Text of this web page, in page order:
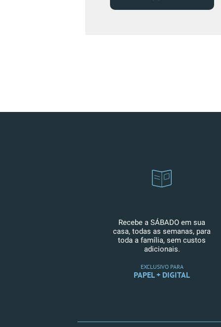
Recebe a SÁBADO em sua
casa, todas as semanas, para
toda a família, sem custos
adicionais.
EXCLUSIVO PARA
PAPEL + DIGITAL